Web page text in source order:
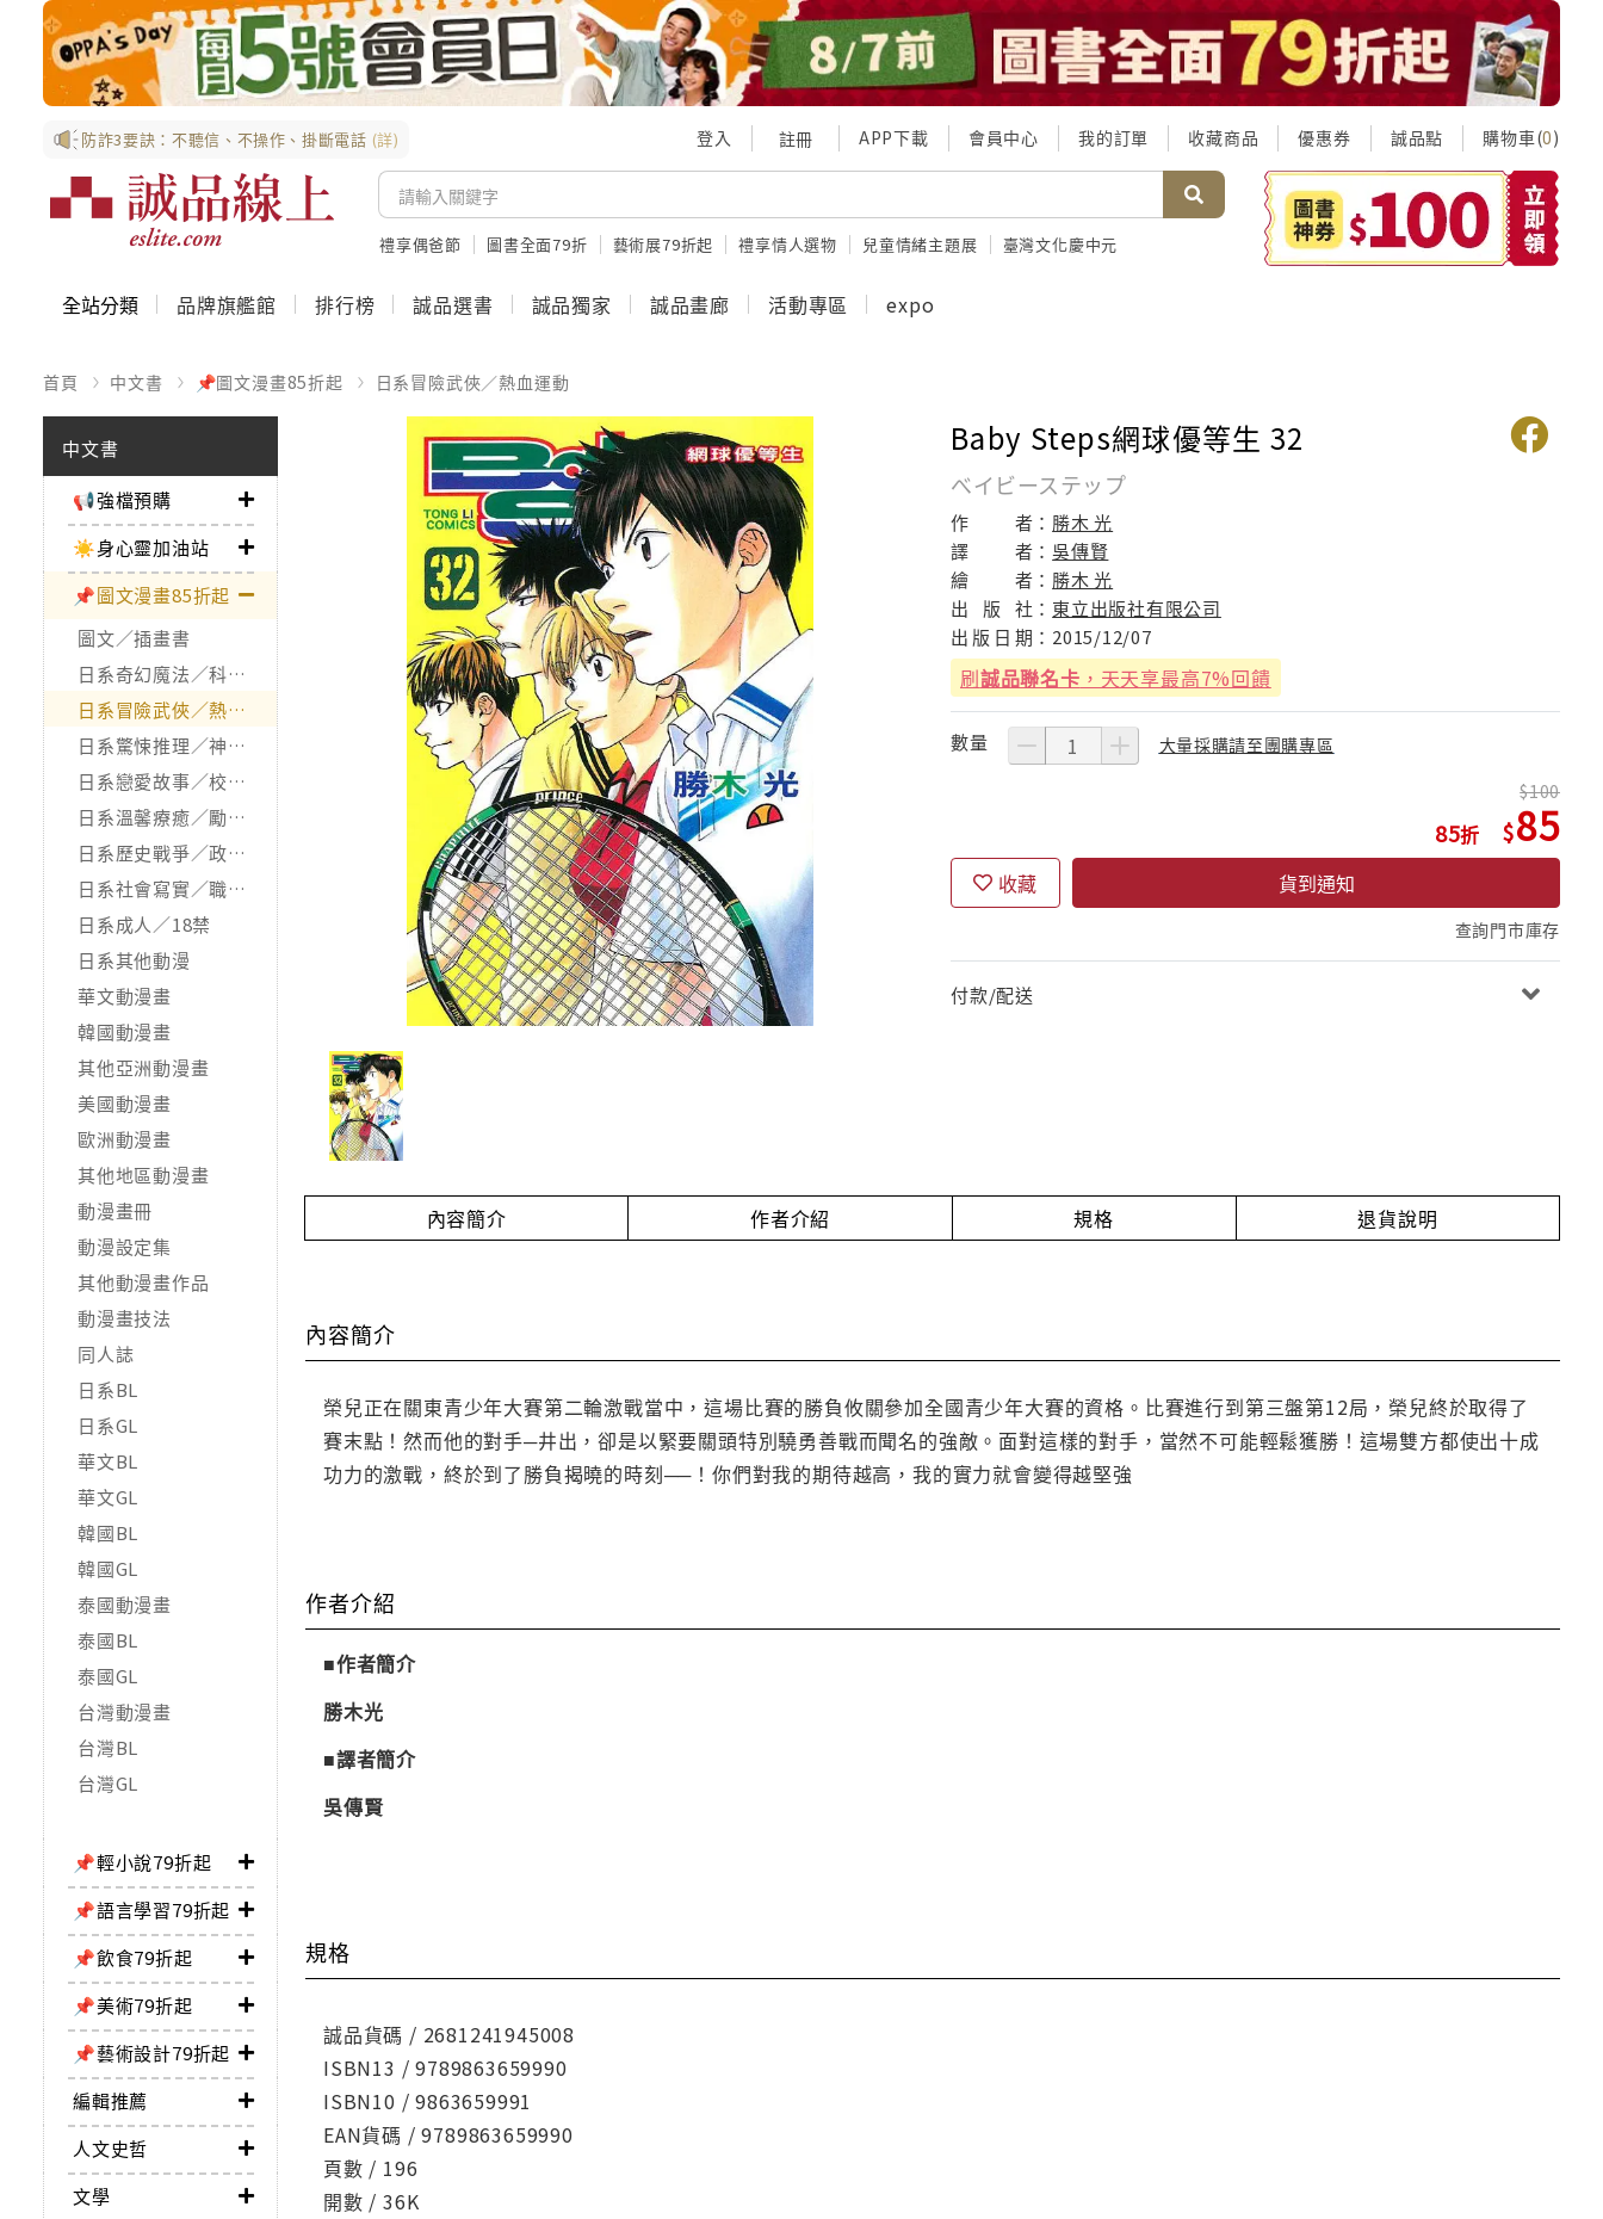
防詐3要訣：不聽信、不操作、掛斷電話 (詳) 登入 註冊 APP下載 會員中心 我的訂單 收藏商品 優惠券 誠品點 購物車(0)
禮享偶爸節 圖書全面79折 藝術展79折起 禮享情人選物 兒童情緒主題展 臺灣文化慶中元
全站分類 品牌旗艦館 排行榜 誠品選書 誠品獨家 誠品畫廊 活動專區 expo
首頁 中文書 📌圖文漫畫85折起 日系冒險武俠／熱血運動
中文書
📢強檔預購
☀️身心靈加油站
📌圖文漫畫85折起
圖文／插畫書
日系奇幻魔法／科幻冒險
日系冒險武俠／熱血運動
日系驚悚推理／神怪靈異
日系戀愛故事／校園青春
日系溫馨療癒／勵志搞笑
日系歷史戰爭／政治宗教
日系社會寫實／職場職人
日系成人／18禁
日系其他動漫
華文動漫畫
韓國動漫畫
其他亞洲動漫畫
美國動漫畫
歐洲動漫畫
其他地區動漫畫
動漫畫冊
動漫設定集
其他動漫畫作品
動漫畫技法
同人誌
日系BL
日系GL
華文BL
華文GL
韓國BL
韓國GL
泰國動漫畫
泰國BL
泰國GL
台灣動漫畫
台灣BL
台灣GL
📌輕小說79折起
📌語言學習79折起
📌飲食79折起
📌美術79折起
📌藝術設計79折起
編輯推薦
人文史哲
文學
Baby Steps網球優等生 32
べイビーステップ
作 者： 勝木 光
譯
者：吳傳賢
繪
者： 勝木 光
出
版 社： 東立出版社有限公司
出 版 日 期： 2015/12/07
刷誠品聯名卡 ，天天享最高7%回饋
數量 大量採購請至團購專區
85
100
85
收藏 貨到通知
查詢門市庫存
付款/配送
內容簡介 作者介紹 規格 退貨說明
內容簡介
榮兒正在關東青少年大賽第二輪激戰當中，這場比賽的勝負攸關參加全國青少年大賽的資格。比賽進行到第三盤第12局，榮兒終於取得了
賽末點！然而他的對手─井出，卻是以緊要關頭特別驍勇善戰而聞名的強敵。面對這樣的對手，當然不可能輕鬆獲勝！這場雙方都使出十成
功力的激戰，終於到了勝負揭曉的時刻──！你們對我的期待越高，我的實力就會變得越堅強
作者介紹
■作者簡介
勝木光
■譯者簡介
吳傳賢
規格
誠品貨碼 / 2681241945008
ISBN13 / 9789863659990
ISBN10 / 9863659991
EAN貨碼 / 9789863659990
頁數 / 196
開數 / 36K